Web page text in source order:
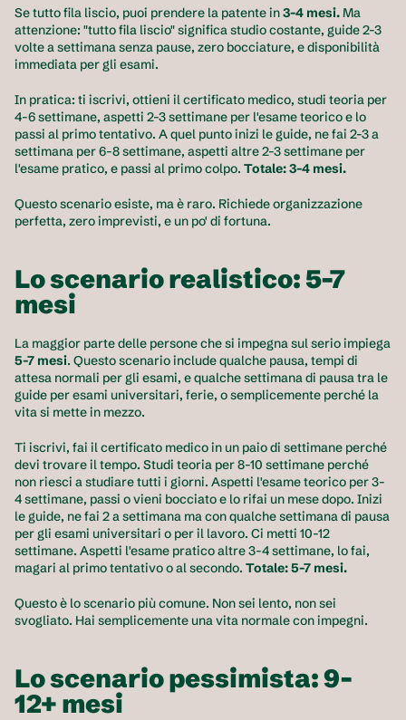
Se tutto fila liscio, puoi prendere la patente in 3-4 mesi. Ma
attenzione: "tutto fila liscio" significa studio costante, guide 2-3
volte a settimana senza pause, zero bocciature, e disponibilità
immediata per gli esami.
In pratica: ti iscrivi, ottieni il certificato medico, studi teoria per
4-6 settimane, aspetti 2-3 settimane per l'esame teorico e lo
passi al primo tentativo. A quel punto inizi le guide, ne fai 2-3 a
settimana per 6-8 settimane, aspetti altre 2-3 settimane per
l'esame pratico, e passi al primo colpo. Totale: 3-4 mesi.
Questo scenario esiste, ma è raro. Richiede organizzazione
perfetta, zero imprevisti, e un po' di fortuna.
Lo scenario realistico: 5-7
mesi
La maggior parte delle persone che si impegna sul serio impiega
5-7 mesi. Questo scenario include qualche pausa, tempi di
attesa normali per gli esami, e qualche settimana di pausa tra le
guide per esami universitari, ferie, o semplicemente perché la
vita si mette in mezzo.
Ti iscrivi, fai il certificato medico in un paio di settimane perché
devi trovare il tempo. Studi teoria per 8-10 settimane perché
non riesci a studiare tutti i giorni. Aspetti l'esame teorico per 3-
4 settimane, passi o vieni bocciato e lo rifai un mese dopo. Inizi
le guide, ne fai 2 a settimana ma con qualche settimana di pausa
per gli esami universitari o per il lavoro. Ci metti 10-12
settimane. Aspetti l'esame pratico altre 3-4 settimane, lo fai,
magari al primo tentativo o al secondo. Totale: 5-7 mesi.
Questo è lo scenario più comune. Non sei lento, non sei
svogliato. Hai semplicemente una vita normale con impegni.
Lo scenario pessimista: 9-
12+ mesi